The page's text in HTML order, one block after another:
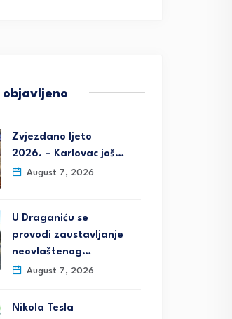
objavljeno
Zvjezdano ljeto
2026. – Karlovac još…
August 7, 2026
U Draganiću se
provodi zaustavljanje
neovlaštenog…
August 7, 2026
Nikola Tesla